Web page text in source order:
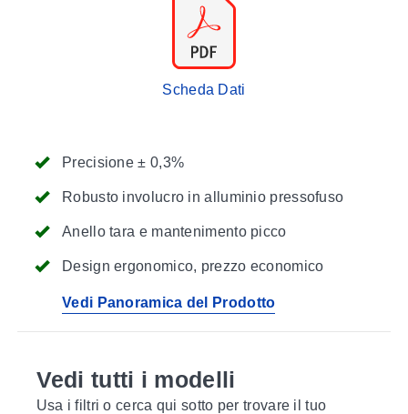
Precisione ± 0,3%
Robusto involucro in alluminio pressofuso
Anello tara e mantenimento picco
Design ergonomico, prezzo economico
Vedi Panoramica del Prodotto
Scheda Dati
Vedi tutti i modelli
Usa i filtri o cerca qui sotto per trovare il tuo